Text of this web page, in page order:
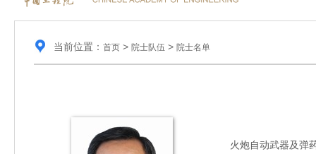
当前位置： 首页> 院士队伍 > 院士名单
火炮自动武器及弹药